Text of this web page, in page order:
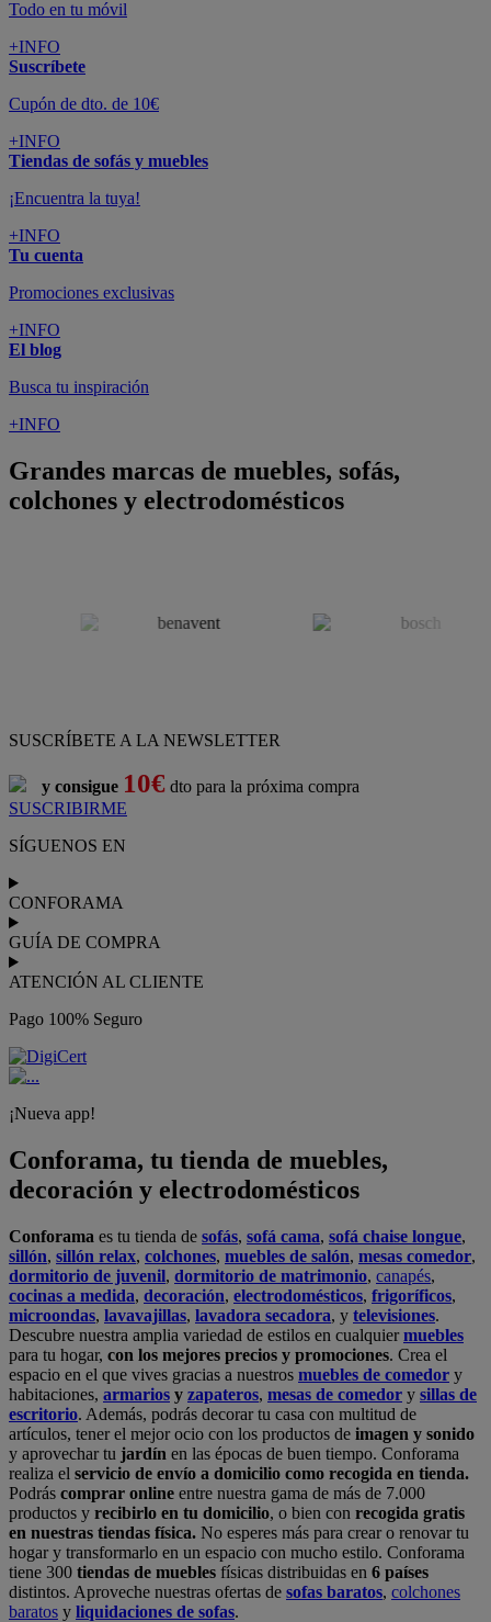
Todo en tu móvil
+INFO
Suscríbete
Cupón de dto. de 10€
+INFO
Tiendas de sofás y muebles
¡Encuentra la tuya!
+INFO
Tu cuenta
Promociones exclusivas
+INFO
El blog
Busca tu inspiración
+INFO
Grandes marcas de muebles, sofás,
colchones y electrodomésticos
SUSCRÍBETE A LA NEWSLETTER
y consigue 10€ dto para la próxima compra
SUSCRIBIRME
SÍGUENOS EN
CONFORAMA
GUÍA DE COMPRA
ATENCIÓN AL CLIENTE
Pago 100% Seguro
¡Nueva app!
Conforama, tu tienda de muebles,
decoración y electrodomésticos
Conforama es tu tienda de sofás, sofá cama, sofá chaise longue,
sillón, sillón relax, colchones, muebles de salón, mesas comedor,
dormitorio de juvenil, dormitorio de matrimonio, canapés,
cocinas a medida, decoración, electrodomésticos, frigoríficos,
microondas, lavavajillas, lavadora secadora, y televisiones.
Descubre nuestra amplia variedad de estilos en cualquiermuebles
para tu hogar, con los mejores precios y promociones. Crea el
espacio en el que vives gracias a nuestros muebles de comedor y
habitaciones, armarios y zapateros, mesas de comedor y sillas de
escritorio. Además, podrás decorar tu casa con multitud de
artículos, tener el mejor ocio con los productos de imagen y sonido
y aprovechar tu jardín en las épocas de buen tiempo. Conforama
realiza el servicio de envío a domicilio como recogida en tienda.
Podrás comprar online entre nuestra gama de más de 7.000
productos y recibirlo en tu domicilio, o bien con recogida gratis
en nuestras tiendas física. No esperes más para crear o renovar tu
hogar y transformarlo en un espacio con mucho estilo. Conforama
tiene 300 tiendas de muebles físicas distribuidas en 6 países
distintos. Aproveche nuestras ofertas de sofas baratos, colchones
baratos y liquidaciones de sofas.